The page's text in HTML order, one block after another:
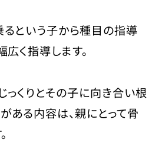
という子から種目の指導
広く指導します。
っくりとその子に向き合い根
ある内容は、親にとって骨